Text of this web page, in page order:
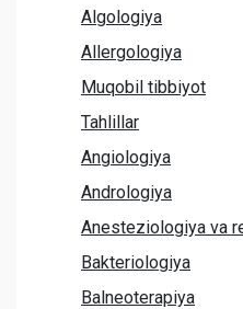
Algologiya
Allergologiya
Muqobil tibbiyot
Tahlillar
Angiologiya
Andrologiya
Anesteziologiya va
Bakteriologiya
Balneoterapiya